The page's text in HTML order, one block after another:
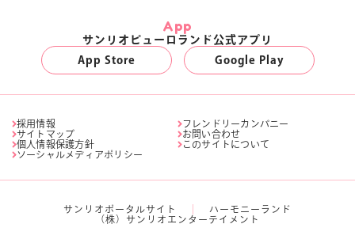
App
サンリオピューロランド公式アプリ
App Store
Google Play
採用情報
フレンドリーカンパニー
サイトマップ
お問い合わせ
個人情報保護方針
このサイトについて
ソーシャルメディアポリシー
サンリオポータルサイト
ハーモニーランド
（株）サンリオエンターテイメント